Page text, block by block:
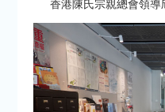
香港陳氏宗親總會領導